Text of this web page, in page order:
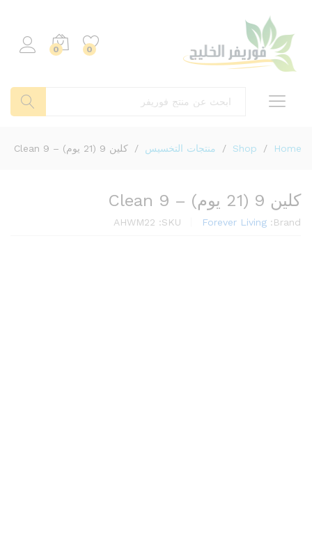
0
0
Home
/
Shop
/ منتجات التخسيس / كلين 9 (21 يوم) – Clean 9
كلين 9 (21 يوم) – Clean 9
Brand:
Forever Living
SKU:
AHWM22